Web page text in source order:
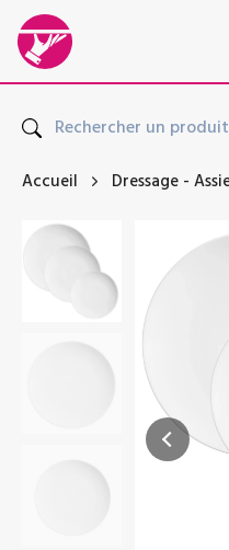
Accueil Dressage -